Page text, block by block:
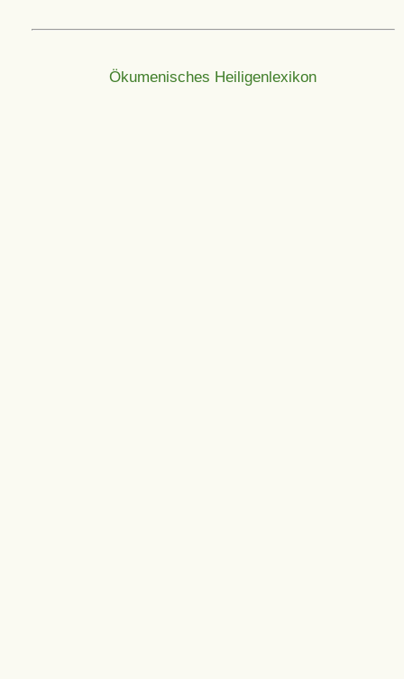
Ökumenisches Heiligenlexikon